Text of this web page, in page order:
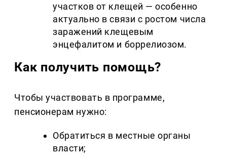
участков от клещей — особенно
актуально в связи с ростом числа
заражений клещевым
энцефалитом и боррелиозом.
Как получить помощь?
Чтобы участвовать в программе,
пенсионерам нужно:
Обратиться в местные органы
власти;